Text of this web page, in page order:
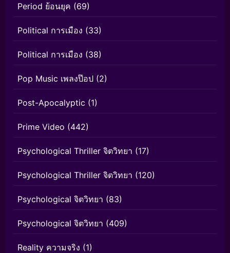
Period ย้อนยุค (69)
Political การเมือง (33)
Political การเมือง (38)
Pop Music เพลงป๊อป (2)
Post-Apocalyptic (1)
Prime Video (442)
Psychological Thriller จิตวิทยา (17)
Psychological Thriller จิตวิทยา (120)
Psychological จิตวิทยา (83)
Psychological จิตวิทยา (409)
Reality ความจริง (1)